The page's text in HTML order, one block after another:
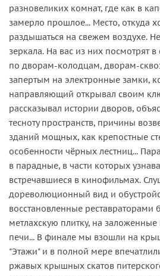
разновеликих комнат, где как в
замерло прошлое... Место, откуда
раздышаться на свежем воздухе.
зеркала. На вас из них посмотрят
по дворам-колодцам, дворам-
запертым на электронные замки,
направляющий открывал своим
рассказывал истории дворов,
тесноту пространств, причины
зданий мощных, как крепостные
особенности чёрных лестниц...
в парадные, в части которых
встречавшиеся в кинофильмах.
дореволюционный вид и
восстановленные реставраторами
метлахскую плитку, на
печи... В финале мы взошли на
"Этажи" и в полной мере
ржавых крышных скатов